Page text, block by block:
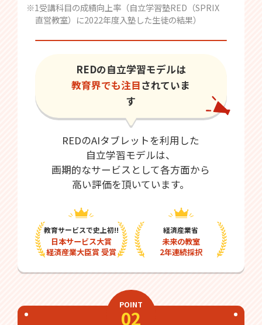
※1受講科目の成績向上率（自立学習塾RED（SPRIX
直営教室）に2022年度入塾した生徒の結果）
REDの自立学習モデルは
教育界でも注目されていま
す
REDのAIタブレットを利用した
自立学習モデルは、
画期的なサービスとして各方面から
高い評価を頂いています。
教育サービスで史上初!!
日本サービス大賞
経済産業大臣賞 受賞
経済産業省
未来の教室
2年連続採択
POINT
02